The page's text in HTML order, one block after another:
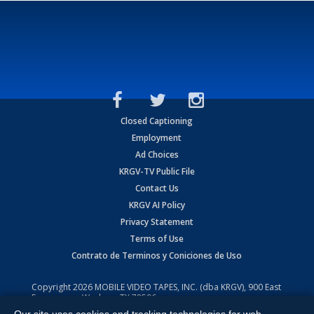
Closed Captioning
Employment
Ad Choices
KRGV-TV Public File
Contact Us
KRGV AI Policy
Privacy Statement
Terms of Use
Contrato de Terminos y Coniciones de Uso
Copyright2026 MOBILE VIDEO TAPES, INC. (dba KRGV), 900 East
Expressway, Weslaco, TX 78596.